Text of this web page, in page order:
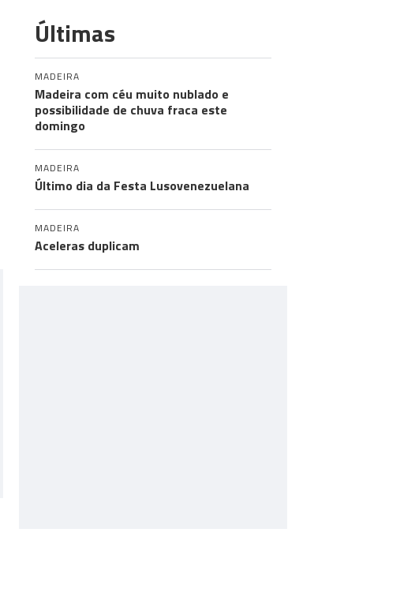
Últimas
MADEIRA
Madeira com céu muito nublado e
possibilidade de chuva fraca este
domingo
MADEIRA
Último dia da Festa Lusovenezuelana
MADEIRA
Aceleras duplicam